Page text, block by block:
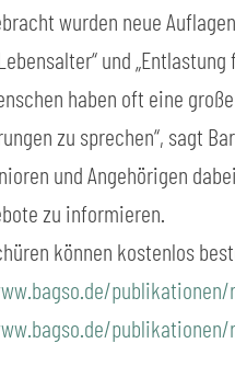
wurden neue
und
haben oft eine
zu sprechen“, sagt
und Angehörigen
zu informieren.
können kostenlos